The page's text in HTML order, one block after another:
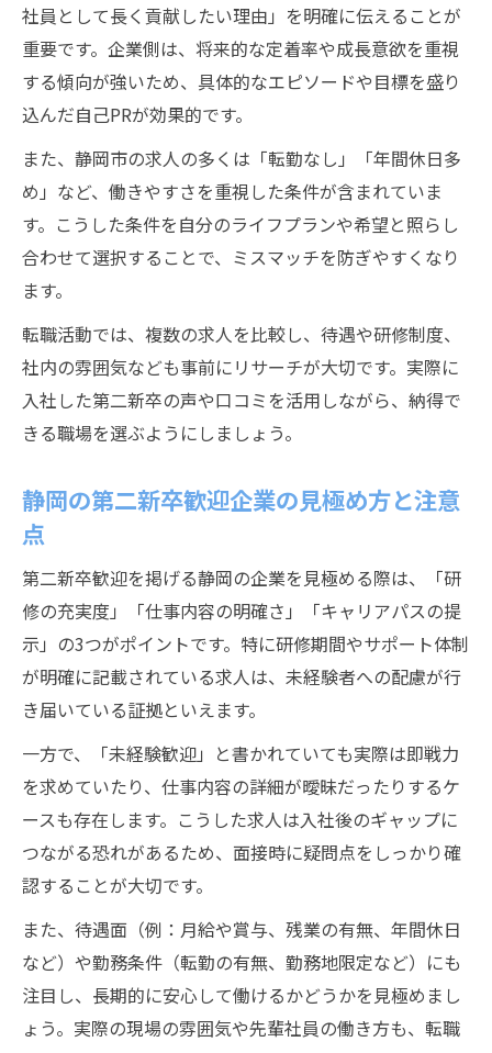
の心得
短い職歴でも安心して挑戦できる業界とは
第二新卒が短い職歴でも活躍できる業界の
特徴
静岡で未経験OK業界に転職するためのポイ
ント
第二新卒が安心して選べる静岡市内の職種
一覧
く方法
未経験・短期職歴でも評価される静岡市業
種とは
社員として長く貢献したい理由」を明確に伝えることが
重要です。企業側は、将来的な定着率や成長意欲を重視
する傾向が強いため、具体的なエピソードや目標を盛り
込んだ自己PRが効果的です。
また、静岡市の求人の多くは「転勤なし」「年間休日多
め」など、働きやすさを重視した条件が含まれていま
す。こうした条件を自分のライフプランや希望と照らし
合わせて選択することで、ミスマッチを防ぎやすくなり
ます。
転職活動では、複数の求人を比較し、待遇や研修制度、
社内の雰囲気なども事前にリサーチが大切です。実際に
入社した第二新卒の声や口コミを活用しながら、納得で
きる職場を選ぶようにしましょう。
静岡の第二新卒歓迎企業の見極め方と注意
点
第二新卒歓迎を掲げる静岡の企業を見極める際は、「研
修の充実度」「仕事内容の明確さ」「キャリアパスの提
示」の3つがポイントです。特に研修期間やサポート体制
が明確に記載されている求人は、未経験者への配慮が行
き届いている証拠といえます。
一方で、「未経験歓迎」と書かれていても実際は即戦力
を求めていたり、仕事内容の詳細が曖昧だったりするケ
ースも存在します。こうした求人は入社後のギャップに
つながる恐れがあるため、面接時に疑問点をしっかり確
認することが大切です。
また、待遇面（例：月給や賞与、残業の有無、年間休日
など）や勤務条件（転勤の有無、勤務地限定など）にも
注目し、長期的に安心して働けるかどうかを見極めまし
ょう。実際の現場の雰囲気や先輩社員の働き方も、転職